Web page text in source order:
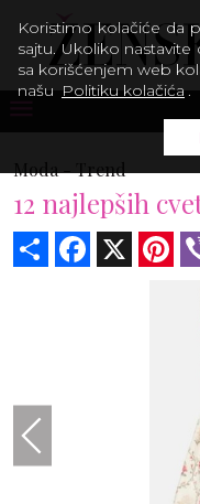
Moda -Trend
12 najlepših
Share Facebook
Koristimo kolačiće da
sajtu. Ukoliko nastavite
sa korišćenjem web
našu Politiku kolačića .